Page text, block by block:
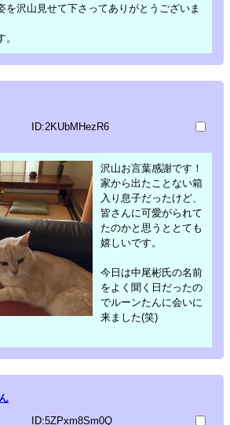
を沢山見せて下さってありがとうございま
ID:2KUbMHezR6
沢山お言葉感謝です！
家から出たことない箱
入り息子だったけど、
皆さんに可愛がられて
たのかと思うととても
嬉しいです。
今日は中尾彬氏の名前
をよく聞く日だったの
でルーンたんに会いに
来ました(笑)
ID:5ZPxm8Sm0Q